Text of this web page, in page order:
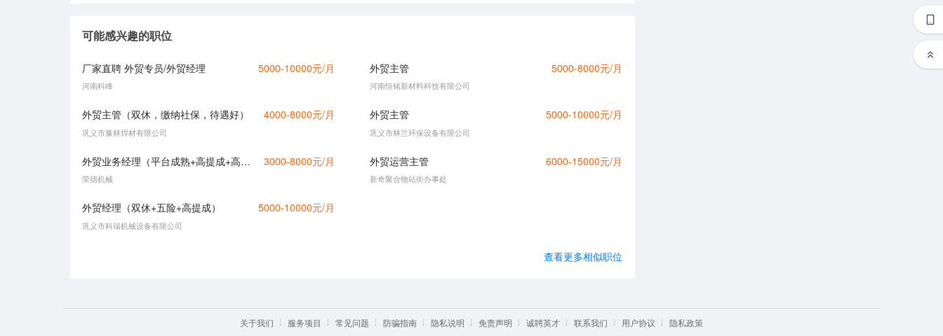
可能感兴趣的职位
厂家直聘 外贸专员/外贸经理 5000-10000元/月
河南科峰
外贸主管 5000-8000元/月
河南恒铭新材料科技有限公司
外贸主管（双休，缴纳社保，待遇好） 4000-8000元/月
巩义市豫林焊材有限公司
外贸主管 5000-10000元/月
巩义市林兰环保设备有限公司
外贸业务经理（平台成熟+高提成+高福利+五险一金） 3000-8000元/月
荣德机械
外贸运营主管 6000-15000元/月
新奇聚合物站街办事处
外贸经理（双休+五险+高提成） 5000-10000元/月
巩义市科瑞机械设备有限公司
查看更多相似职位
关于我们 服务项目 常见问题 防骗指南 隐私说明 免责声明 诚聘英才 联系我们 用户协议 隐私政策